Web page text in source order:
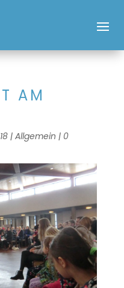
AM
| Allgemein | 0